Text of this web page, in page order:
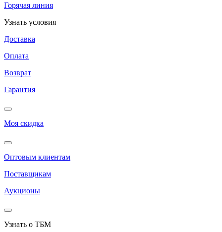
Горячая линия
Узнать условия
Доставка
Оплата
Возврат
Гарантия
Моя скидка
Оптовым клиентам
Поставщикам
Аукционы
Узнать о ТБМ